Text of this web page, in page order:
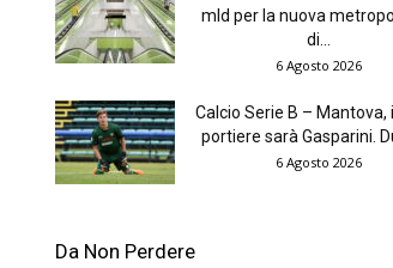
mld per la nuova
di...
6 Agosto 2026
Calcio Serie B – Mantova,
portiere sarà Gasparini.
6 Agosto 2026
Da Non Perdere